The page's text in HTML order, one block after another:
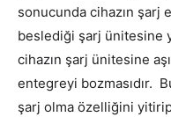
sonucunda cihazın
beslediği şarj ünitesine
cihazın şarj ünitesine
entegreyi bozmasıdır.
şarj olma özelliğini